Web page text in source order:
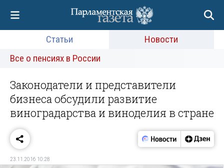
Статьи
Новости
Все о пенсиях в России
Законодатели и представители
бизнеса обсудили развитие
виноградарства и виноделия в стране
23.11.2016 10:28